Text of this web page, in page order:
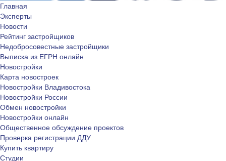
Главная
Эксперты
Новости
Рейтинг застройщиков
Недобросовестные застройщики
Выписка из ЕГРН онлайн
Новостройки
Карта новостроек
Новостройки Владивостока
Новостройки России
Обмен новостройки
Новостройки онлайн
Общественное обсуждение проектов
Проверка регистрации ДДУ
Купить квартиру
Студии